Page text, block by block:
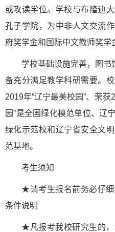
或攻读学位。学校与布隆迪
孔子学院，为中非人文交流
府奖学金和国际中文教师奖学
学校基础设施完善，图
备充分满足教学科研需要。
2019年“辽宁最美校园”、荣
园”是全国绿化模范单位、辽
绿化示范校和辽宁省安全文
范基地。
考生须知
★请考生报名前务必仔
条件说明
★凡报考我校研究生的